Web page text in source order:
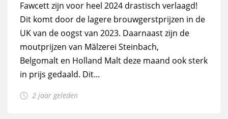
Fawcett zijn voor heel 2024 drastisch verlaagd!
Dit komt door de lagere brouwgerstprijzen in de
UK van de oogst van 2023. Daarnaast zijn de
moutprijzen van Mälzerei Steinbach,
Belgomalt en Holland Malt deze maand ook sterk
in prijs gedaald. Dit...
2 jaar geleden